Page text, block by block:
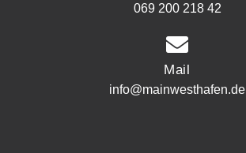
069 200 218 42
Mail
info@mainwesthafen.de